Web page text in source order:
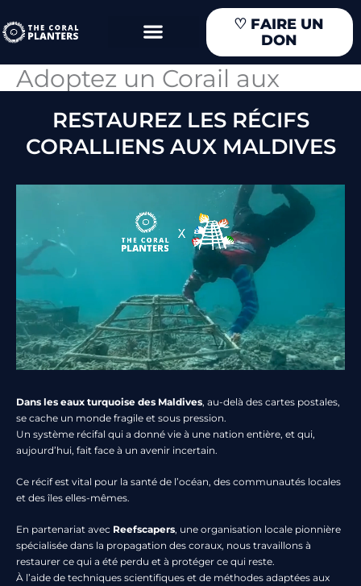
au
contenu
♡ FAIRE UN
DON
Adoptez un Corail aux
Maldives
RESTAUREZ LES RÉCIFS
CORALLIENS AUX MALDIVES
Dans les eaux turquoise des Maldives, au-delà des cartes postales,
se cache un monde fragile et sous pression.
Un système récifal qui a donné vie à une nation entière, et qui,
aujourd’hui, fait face à un avenir incertain.
Ce récif est vital pour la santé de l’océan, des communautés locales
et des îles elles-mêmes.
En partenariat avec Reefscapers, une organisation locale pionnière
spécialisée dans la propagation des coraux, nous travaillons à
restaurer ce qui a été perdu et à protéger ce qui reste.
À l’aide de techniques scientifiques et de méthodes adaptées aux